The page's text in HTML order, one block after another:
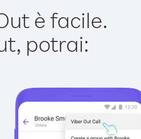
è facile.
potrai: